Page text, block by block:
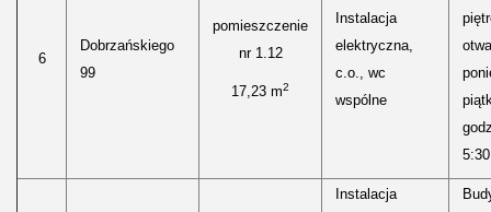
6
Dobrzańskiego
99
pomieszczenie
nr 1.12
17,23 m2
Instalacja
elektryczna,
c.o., wc
wspólne
Instalacja